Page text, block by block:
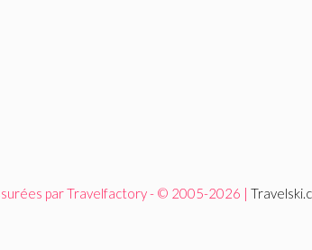
par Travelfactory - © 2005-2026 |